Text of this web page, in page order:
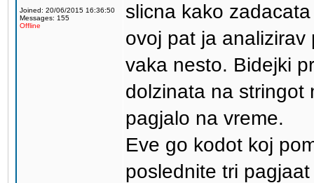
Joined: 20/06/2015 16:36:50
Messages: 155
Offline
slicna kako
ovoj pat ja
vaka nesto. Bidejki
dolzinata na stringot
pagjalo na vreme.
Eve go kodot koj
poslednite tri